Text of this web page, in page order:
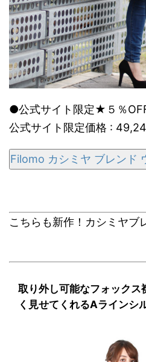
●公式サイト限定★５％
公式サイト限定価格 :
Filomo カシミヤ ブレンド
こちらも新作！カシミヤブ
取り外し可能なフォックス
く見せてくれるAラインシ